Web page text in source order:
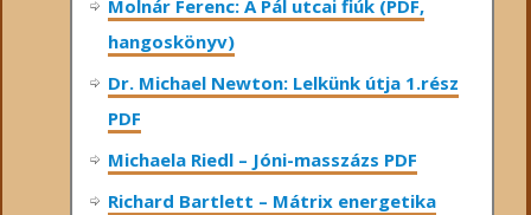
Molnár Ferenc: A Pál utcai fiúk (PDF,
hangoskönyv)
Dr. Michael Newton: Lelkünk útja 1.rész
PDF
Michaela Riedl – Jóni-masszázs PDF
Richard Bartlett – Mátrix energetika